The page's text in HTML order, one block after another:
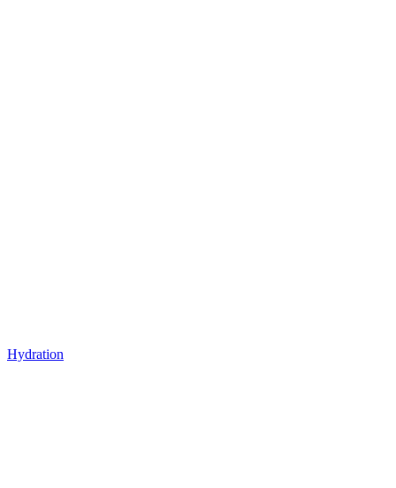
Hydration